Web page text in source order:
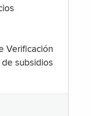
Verificación
subsidios